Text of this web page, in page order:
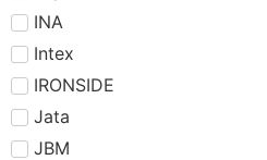
INA
Intex
IRONSIDE
Jata
JBM